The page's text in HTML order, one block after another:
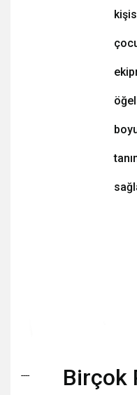
Birçok
----